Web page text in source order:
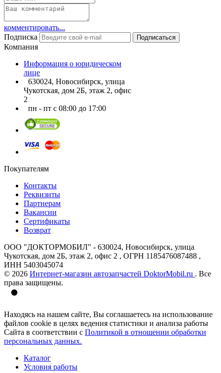
комментировать...
Подписка
Подписаться
Компания
Информация о юридическом
лице
630024, Новосибирск, улица
Чукотская, дом 2Б, этаж 2, офис
2
пн - пт с 08:00 до 17:00
Покупателям
Контакты
Реквизиты
Партнерам
Вакансии
Сертификаты
Возврат
ООО "ДОКТОРМОБИЛ" - 630024, Новосибирск, улица
Чукотская, дом 2Б, этаж 2, офис 2 , ОГРН 1185476087488 ,
ИНН 5403045074
© 2026 Интернет-магазин автозапчастей DoktorMobil.ru . Все
права защищены.
Находясь на нашем сайте, Вы соглашаетесь на использование
файлов cookie в целях ведения статистики и анализа работы
Сайта в соответствии с Политикой в отношении обработки
персональных данных.
Каталог
Условия работы